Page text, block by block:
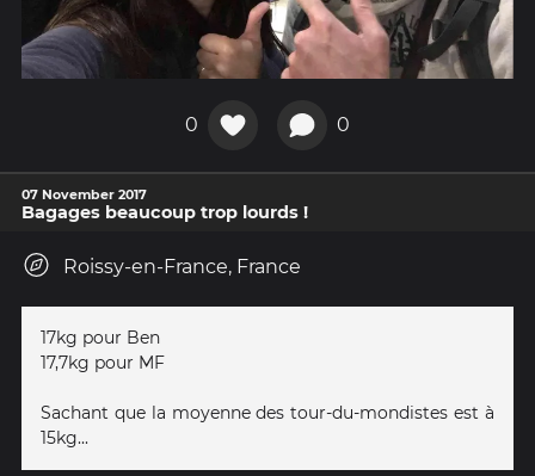
0 0
07 November 2017
Bagages beaucoup trop lourds !
Roissy-en-France, France
17kg pour Ben
17,7kg pour MF
Sachant que la moyenne des tour-du-mondistes est à
15kg...